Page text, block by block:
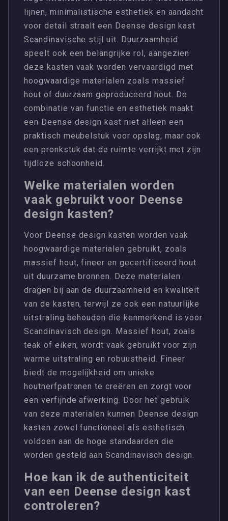
lijnen, minimalistische esthetiek en aandacht
voor detail straalt een Deense design kast
Scandinavische stijl uit. Duurzaamheid
speelt ook een belangrijke rol, aangezien
deze kasten vaak worden vervaardigd met
hoogwaardige materialen zoals massief
hout of duurzaam geproduceerd hout. De
combinatie van functie en esthetiek maakt
een Deense design kast niet alleen een
praktisch meubelstuk voor opslag, maar ook
een pronkstuk dat de ruimte verrijkt met zijn
tijdloze schoonheid.
Welke materialen worden
vaak gebruikt voor Deense
design kasten?
Voor Deense design kasten worden vaak
hoogwaardige materialen gebruikt, zoals
massief hout, fineer en gecertificeerd hout
uit duurzame bronnen. Deze materialen
dragen bij aan de duurzaamheid en kwaliteit
van de kasten, terwijl ze ook een natuurlijke
uitstraling behouden die kenmerkend is voor
Scandinavisch design. Massief hout, zoals
teak of eiken, wordt vaak gebruikt voor zijn
warme uitstraling en robuustheid. Fineer
biedt de mogelijkheid om unieke
houtnerfpatronen te creëren en zorgt voor
een verfijnde afwerking. Door het gebruik
van deze materialen kunnen Deense design
kasten zowel functioneel als esthetisch
voldoen aan de hoge standaarden die
worden gesteld aan Scandinavisch design.
Hoe kan ik de authenticiteit
van een Deense design kast
controleren?